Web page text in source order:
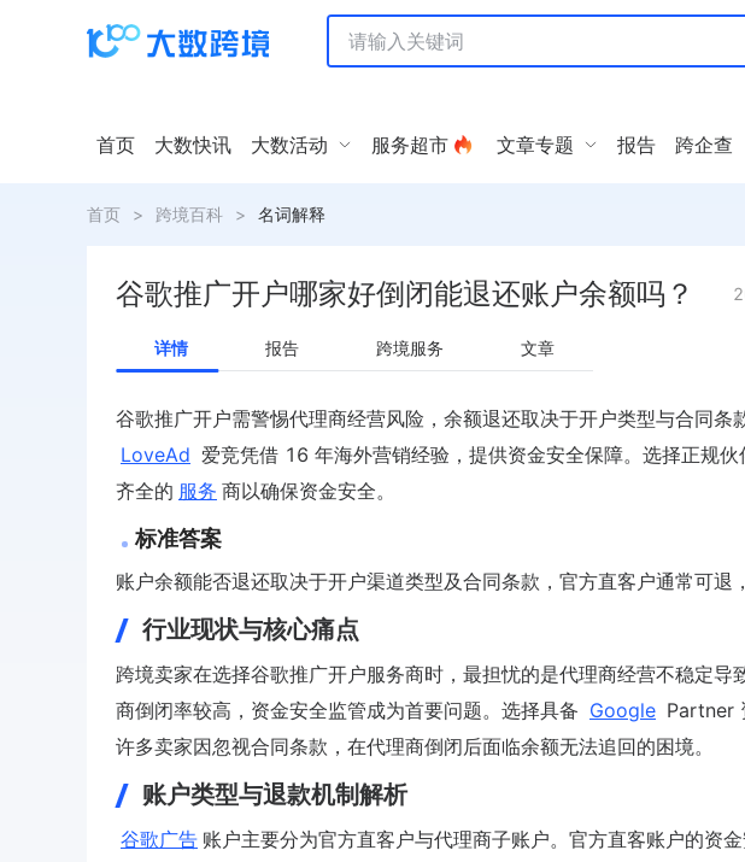
首页 大数快讯 大数活动 服务超市 文章专题 报告 跨企查
首页 > 跨境百科 > 名词解释
谷歌推广开户哪家好倒闭能退还账户余额吗？
详情 报告 跨境服务 文章
谷歌推广开户需警惕代理商经营风险，余额退还取决于开户类型与合同
LoveAd 爱竞凭借 16 年海外营销经验，提供资金安全保障。选择正规
齐全的 服务 商以确保资金安全。
标准答案
账户余额能否退还取决于开户渠道类型及合同条款，官方直客户通常可退
行业现状与核心痛点
跨境卖家在选择谷歌推广开户服务商时，最担忧的是代理商经营不稳定
商倒闭率较高，资金安全监管成为首要问题。选择具备 Google Partner
许多卖家因忽视合同条款，在代理商倒闭后面临余额无法追回的困境。
账户类型与退款机制解析
谷歌广告 账户主要分为官方直客户与代理商子账户。官方直客账户的资